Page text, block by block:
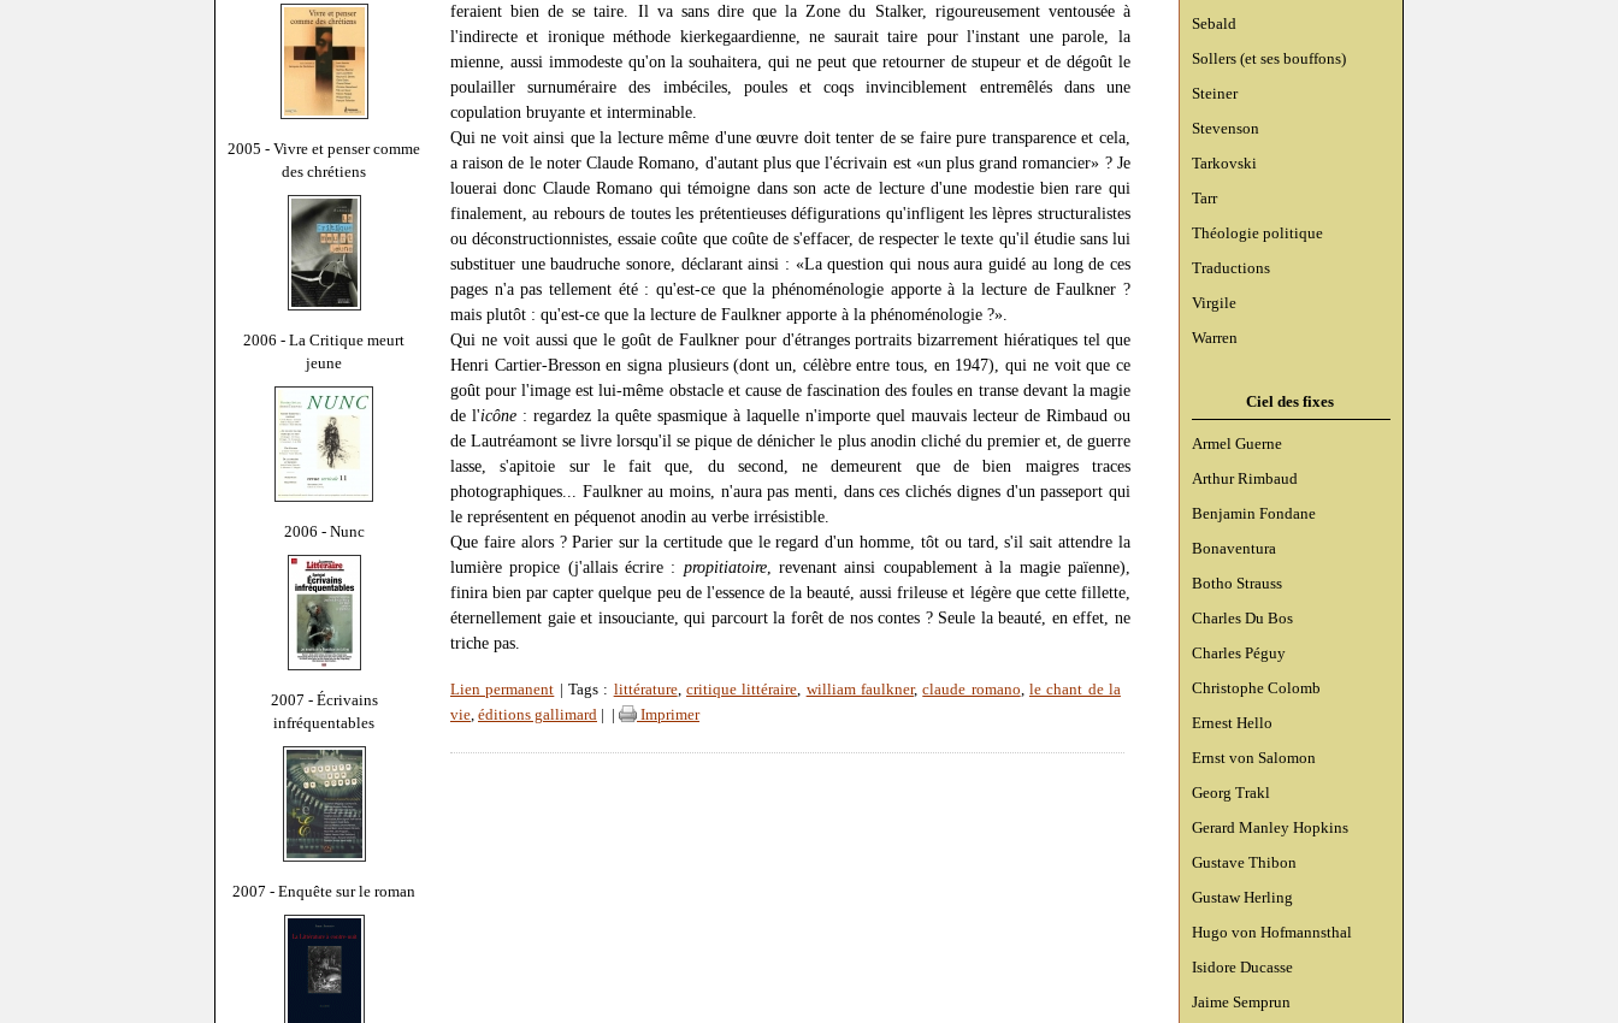
2005 - Vivre et penser comme
des chrétiens
2006 - La Critique meurt
jeune
2006 - Nunc
2007 - Écrivains
infréquentables
2007 - Enquête sur le roman
Sebald
Sollers (et ses bouffons)
Steiner
Stevenson
Tarkovski
Tarr
Théologie politique
Traductions
Virgile
Warren
Ciel des fixes
Armel Guerne
Arthur Rimbaud
Benjamin Fondane
Bonaventura
Botho Strauss
Charles Du Bos
Charles Péguy
Christophe Colomb
Ernest Hello
Ernst von Salomon
Georg Trakl
Gerard Manley Hopkins
Gustave Thibon
Gustaw Herling
Hugo von Hofmannsthal
Isidore Ducasse
Jaime Semprun
feraient bien de se taire. Il va sans dire que la Zone du Stalker, rigoureusement ventousée à
l'indirecte et ironique méthode kierkegaardienne, ne saurait taire pour l'instant une parole, la
mienne, aussi immodeste qu'on la souhaitera, qui ne peut que retourner de stupeur et de dégoût le
poulailler surnuméraire des imbéciles, poules et coqs invinciblement entremêlés dans une
copulation bruyante et interminable.
Qui ne voit ainsi que la lecture même d'une œuvre doit tenter de se faire pure transparence et cela,
a raison de le noter Claude Romano, d'autant plus que l'écrivain est «un plus grand romancier» ? Je
louerai donc Claude Romano qui témoigne dans son acte de lecture d'une modestie bien rare qui
finalement, au rebours de toutes les prétentieuses défigurations qu'infligent les lèpres structuralistes
ou déconstructionnistes, essaie coûte que coûte de s'effacer, de respecter le texte qu'il étudie sans lui
substituer une baudruche sonore, déclarant ainsi : «La question qui nous aura guidé au long de ces
pages n'a pas tellement été : qu'est-ce que la phénoménologie apporte à la lecture de Faulkner ?
mais plutôt : qu'est-ce que la lecture de Faulkner apporte à la phénoménologie ?».
Qui ne voit aussi que le goût de Faulkner pour d'étranges portraits bizarrement hiératiques tel que
Henri Cartier-Bresson en signa plusieurs (dont un, célèbre entre tous, en 1947), qui ne voit que ce
goût pour l'image est lui-même obstacle et cause de fascination des foules en transe devant la magie
de l'icône : regardez la quête spasmique à laquelle n'importe quel mauvais lecteur de Rimbaud ou
de Lautréamont se livre lorsqu'il se pique de dénicher le plus anodin cliché du premier et, de guerre
lasse, s'apitoie sur le fait que, du second, ne demeurent que de bien maigres traces
photographiques... Faulkner au moins, n'aura pas menti, dans ces clichés dignes d'un passeport qui
le représentent en péquenot anodin au verbe irrésistible.
Que faire alors ? Parier sur la certitude que le regard d'un homme, tôt ou tard, s'il sait attendre la
lumière propice (j'allais écrire : propitiatoire, revenant ainsi coupablement à la magie païenne),
finira bien par capter quelque peu de l'essence de la beauté, aussi frileuse et légère que cette fillette,
éternellement gaie et insouciante, qui parcourt la forêt de nos contes ? Seule la beauté, en effet, ne
triche pas.
Lien permanent | Tags : littérature, critique littéraire, william faulkner,claude romano, le chant de la
vie, éditions gallimard Imprimer